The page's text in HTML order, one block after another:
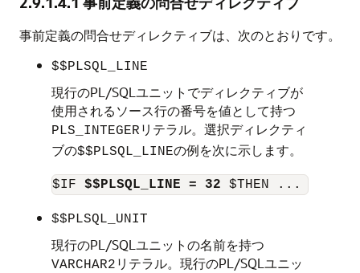
事前定義の問合せディレクティブは、次のとおりです。
$$PLSQL_LINE
現行のPL/SQLユニットでディレクティブが
使用されるソース行の番号を値として持つ
PLS_INTEGER リテラル。選択ディレクティ
ブの$$PLSQL_LINEの例を次に示します。
$IF $$PLSQL_LINE = 32
$$PLSQL_UNIT
現行のPL/SQLユニットの名前を持つ
VARCHAR2 リテラル。現行のPL/SQLユニッ